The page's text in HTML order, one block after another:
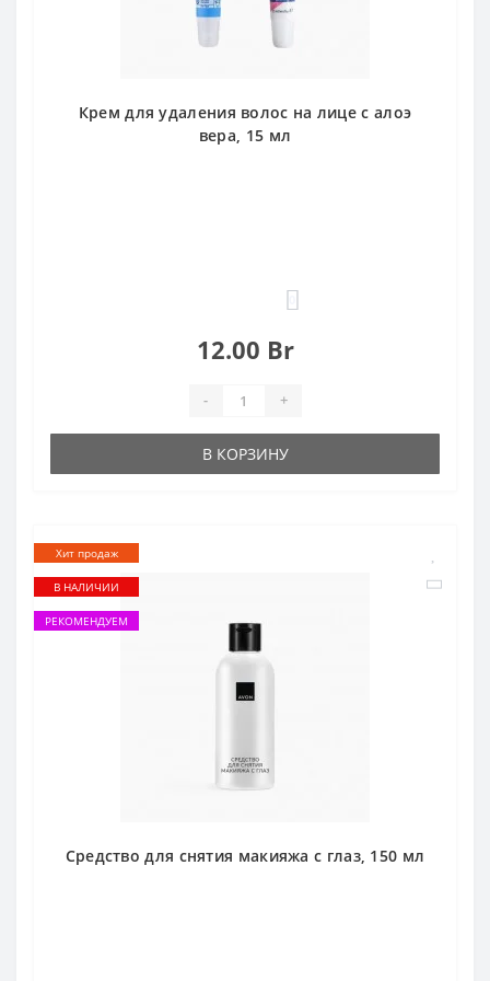
Крем для удаления волос на лице с алоэ
вера, 15 мл
12.00 Br
- +
В КОРЗИНУ
Хит продаж
В НАЛИЧИИ
РЕКОМЕНДУЕМ
Средство для снятия макияжа с глаз, 150 мл